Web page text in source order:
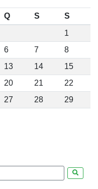
Q S
S
1
6 7
8
13 14
15
20 21
22
27 28
29